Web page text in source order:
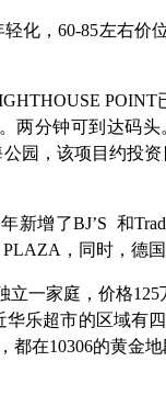
化，60-85左右价
POINT
两分钟可到达码
园，该项目约投
新增了BJ’S 和
PLAZA ，同时，德
立一家庭，价格125
华乐超市的区域有
都在10306的黄金